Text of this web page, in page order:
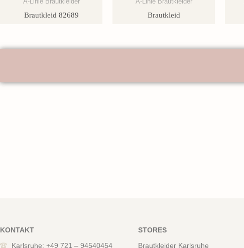
Brautkleid 82689 Brautkleid
KONTAKT
Karlsruhe: +49 721 – 94540454
STORES
Brautkleider Karlsruhe